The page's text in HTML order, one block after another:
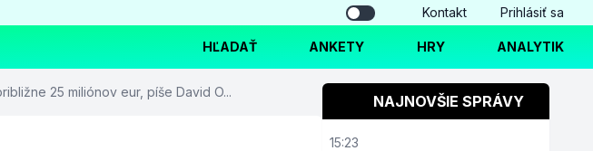
Kontakt Prihlásiť sa
HĽADAŤ ANKETY HRY ANALYTIK
25 miliónov eur, píše David O...
NAJNOVŠIE SPRÁVY
15:23